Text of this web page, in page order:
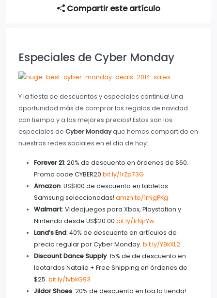
Compartir este artículo
Especiales de Cyber Monday
Y la fiesta de descuentos y especiales continua! Una
oportunidad más de comprar los regalos de navidad
con tiempo y a los mejores precios! Estos son los
especiales de Cyber Mondayque hemos compartido en
nuestras redes sociales en el día de hoy:
Forever 21: 20% de descuento en órdenes de $60.
Promo code CYBER20 bit.ly/1rZp73G
Amazon: US$100 de descuento en tabletas
Samsung seleccionadas! amzn.to/1rNgPKg
Walmart: Videojuegos para Xbox, Playstation y
Nintendo desde US$20.00 bit.ly/1rNjrYw
Land’s End: 40% de descuento en artículos de
precio regular por Cyber Monday. bit.ly/Y9kXL2
Discount Dance Supply: 15% de de descuento en
leotardos Natalie + Free Shipping en órdenes de
$25. bit.ly/1vbkG93
Jildor Shoes: 20% de descuento en toa la tienda!